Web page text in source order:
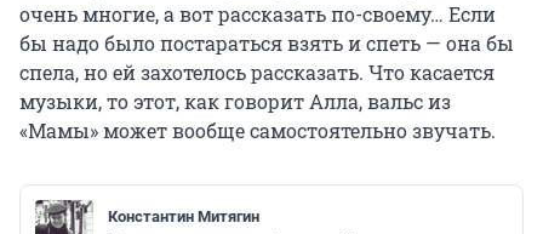
очень многие, а вот рассказать по-своему… Если
бы надо было постараться взять и спеть — она бы
спела, но ей захотелось рассказать. Что касается
музыки, то этот, как говорит Алла, вальс из
«Мамы» может вообще самостоятельно звучать.
Константин Митягин